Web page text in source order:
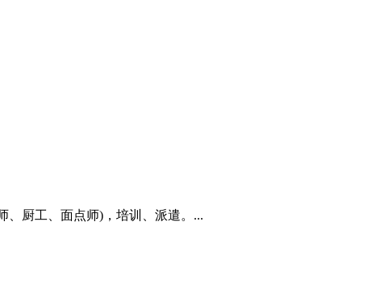
、厨工、面点师)，培训、派遣。...